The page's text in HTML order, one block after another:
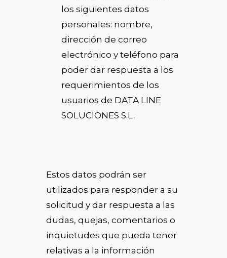
los siguientes datos
personales: nombre,
dirección de correo
electrónico y teléfono para
poder dar respuesta a los
requerimientos de los
usuarios de DATA LINE
SOLUCIONES S.L.
Estos datos podrán ser
utilizados para responder a su
solicitud y dar respuesta a las
dudas, quejas, comentarios o
inquietudes que pueda tener
relativas a la información